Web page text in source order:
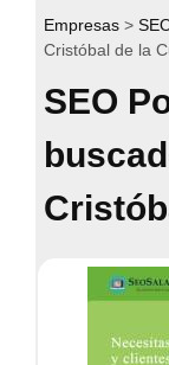
Empresas
Cristóbal de la
SEO